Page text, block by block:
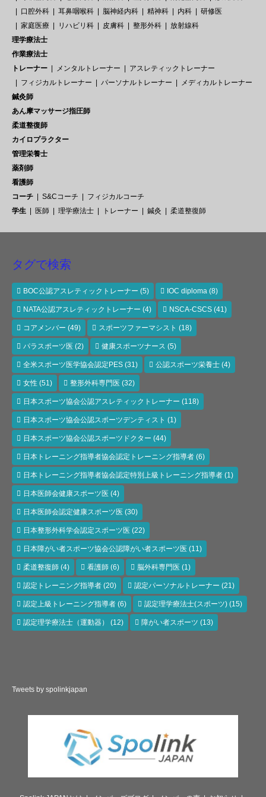
口腔外科
耳鼻咽喉科 脳神経内科 精神科 内科
研修医
家庭医療
リハビリ科 皮膚科 整形外科
放射線科
理学療法士
作業療法士
トレーナー
メンタルトレーナー
アスレティックトレーナー
フィジカルトレーナー
パーソナルトレーナー
メディカルトレーナー
鍼灸師
あん摩マッサージ指圧師
柔道整復師
カイロプラクター
管理栄養士
薬剤師
看護師
コーチ
S&Cコーチ
フィジカルコーチ
学生
医師 理学療法士 トレーナー 鍼灸 柔道整復師
タグで検索
BOC公認アスレティックトレーナー (5) IOC diploma (8)
NATA公認アスレティックトレーナー (4) NSCA-CSCS (41)
コアメンバー (49) スポーツファーマシスト (18)
パラスポーツ医 (2) 健康スポーツナース (5)
全米スポーツ医学協会認定PES (31) 公認スポーツ栄養士 (4)
女性 (51) 整形外科専門医 (32)
日本スポーツ協会公認アスレティックトレーナー (118)
日本スポーツ協会公認スポーツデンティスト (1)
日本スポーツ協会公認スポーツドクター (44)
日本トレーニング指導者協会認定トレーニング指導者 (6)
日本トレーニング指導者協会認定特別上級トレーニング指導者 (1)
日本医師会健康スポーツ医 (4)
日本医師会認定健康スポーツ医 (30)
日本整形外科学会認定スポーツ医 (22)
日本障がい者スポーツ協会公認障がい者スポーツ医 (11)
柔道整復師 (4) 看護師 (6) 脳外科専門医 (1)
認定トレーニング指導者 (20) 認定パーソナルトレーナー (21)
認定上級トレーニング指導者 (6) 認定理学療法士(スポーツ) (15)
認定理学療法士（運動器） (12) 障がい者スポーツ (13)
Tweets by spolinkjapan